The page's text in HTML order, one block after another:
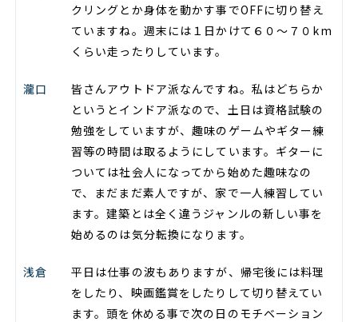
クリングとか身体を動かす事でOFFに切り替え
ていますね。週末には１日かけて６０～７０km
くらい走ったりしています。
瀧口
皆さんアウトドア派なんですね。私はどちらか
というとインドア派なので、土日は資格試験の
勉強をしていますが、趣味のゲームやギター練
習等の時間は取るようにしています。ギターに
ついては社会人になってから始めた趣味なの
で、まだまだ素人ですが、家で一人練習してい
ます。建築とは全く違うジャンルの新しい事を
始めるのは気分転換になります。
浅倉
平日は仕事の波もありますが、帰宅後には料理
をしたり、映画鑑賞をしたりして切り替えてい
ます。頭を休める事で次の日のモチベーション